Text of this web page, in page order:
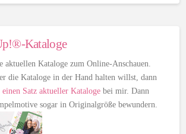
Kataloge
Kataloge zum Online-Anschauen.
die Kataloge in der Hand halten willst, dann
Satz aktueller Kataloge bei mir. Dann
sogar in Originalgröße bewundern.